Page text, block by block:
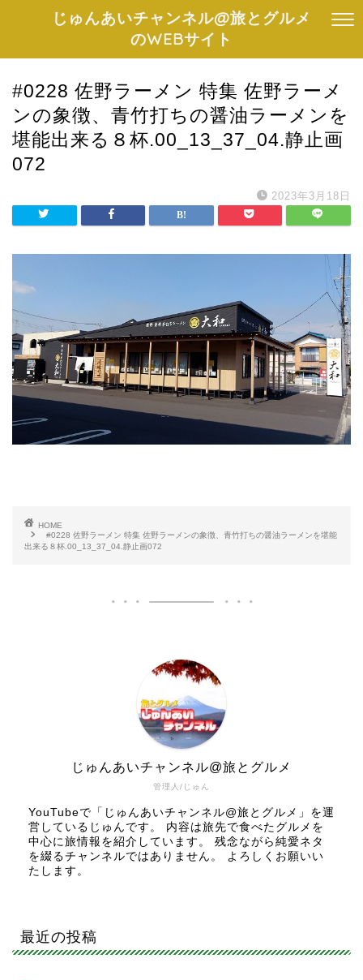
じゅんあいチャンネル@旅とグルメ
のWEBサイト
#0228 佐野ラーメン 特集 佐野ラーメ
ンの象徴、青竹打ちの醤油ラーメンを
堪能出来る８杯.00_13_37_04.静止画
072
2023年3月18日
HOME
#0228 佐野ラーメン 特集 佐野ラーメンの象徴、青竹打ちの醤油ラーメンを堪能
出来る８杯.00_13_37_04.静止画072
管理人/じゅん
じゅんあいチャンネル@旅とグルメ
YouTubeで「じゅんあいチャンネル@旅とグルメ」を運
営しているじゅんです。 内容は旅先で食べたグルメを
中心に旅情報を紹介しています。 残念ながら純愛ネタ
を綴るチャンネルではありません。 よろしくお願いい
たします。
最近の投稿